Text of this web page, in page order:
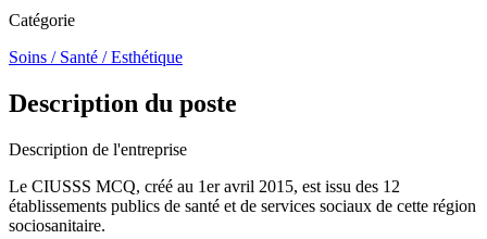
Catégorie
Soins / Santé / Esthétique
Description du poste
Description de l'entreprise
Le CIUSSS MCQ, créé au 1er avril 2015, est issu des 12
établissements publics de santé et de services sociaux de cette région
sociosanitaire.